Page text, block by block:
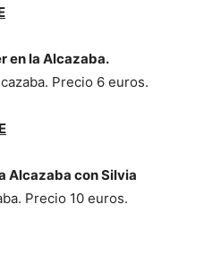
en la Alcazaba.
Precio 6 euros.
Alcazaba con Silvia
Precio 10 euros.